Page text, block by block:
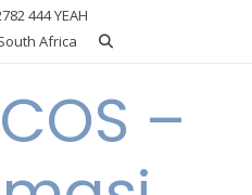
444 YEAH
Africa
–